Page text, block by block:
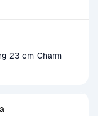
23 cm Charm